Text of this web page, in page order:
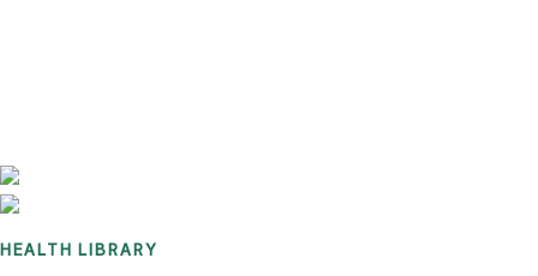
HEALTH LIBRARY